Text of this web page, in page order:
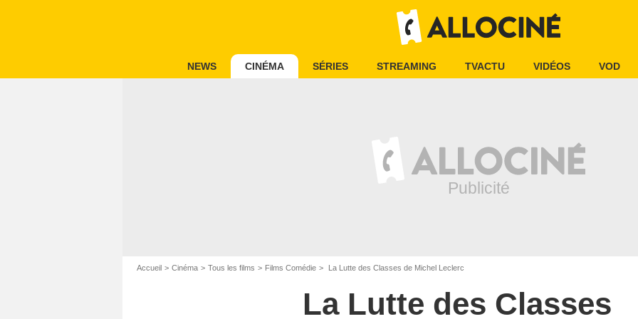
NEWS CINÉMA SÉRIES STREAMING TVACTU VIDÉOS VOD
Accueil Cinéma Tous les films Films Comédie La Lutte des Classes de Michel Leclerc
La Lutte des Classes